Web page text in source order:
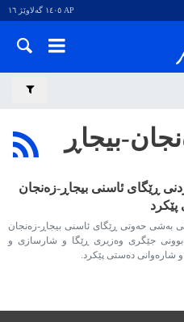
AP ١٤٠٥ گەلاوێژ ١٦
بیجاڕ
ڕێگای ئاسنی بیجاڕ-زەنجان
بەشی حەوتی ڕێگای ئاسنی بیجاڕ-زەنجان
جێگری وەزیری ڕێگا و شارسازی و
و شارەوانی دەستی پێکرد.